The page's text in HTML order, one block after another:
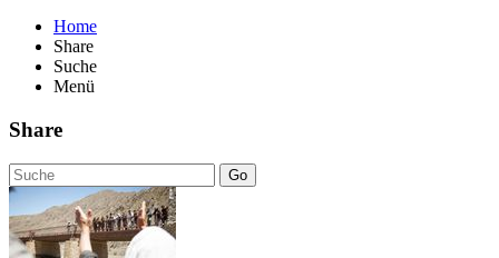
Home
Share
Suche
Menü
Share
Go